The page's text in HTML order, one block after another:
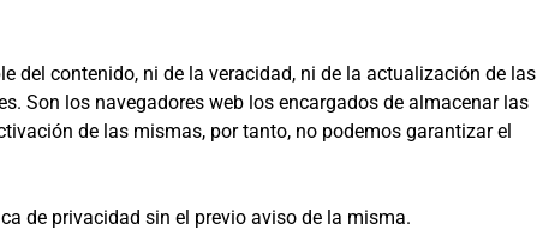
del contenido, ni de la veracidad, ni de la actualización de las
Son los navegadores web los encargados de almacenar las
de las mismas, por tanto, no podemos garantizar el
de privacidad sin el previo aviso de la misma.